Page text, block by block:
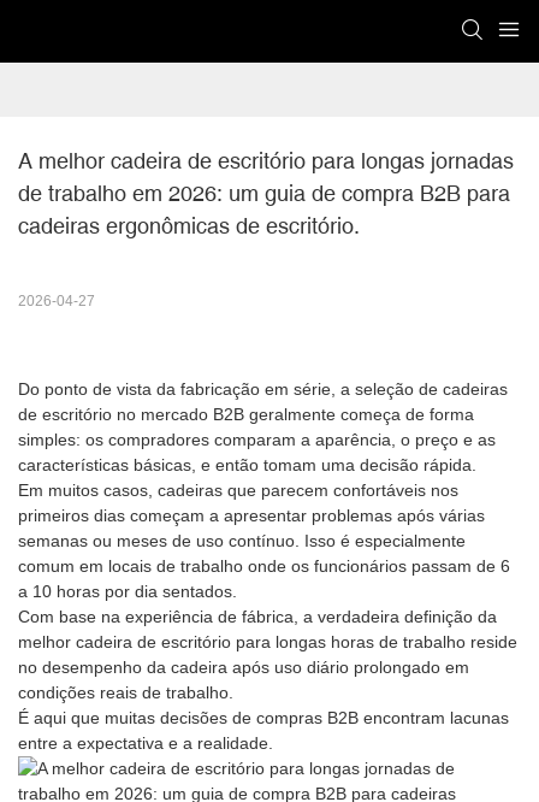
A melhor cadeira de escritório para longas jornadas
de trabalho em 2026: um guia de compra B2B para
cadeiras ergonômicas de escritório.
2026-04-27
Do ponto de vista da fabricação em série, a seleção de cadeiras
de escritório no mercado B2B geralmente começa de forma
simples: os compradores comparam a aparência, o preço e as
características básicas, e então tomam uma decisão rápida.
Em muitos casos, cadeiras que parecem confortáveis ​​nos
primeiros dias começam a apresentar problemas após várias
semanas ou meses de uso contínuo. Isso é especialmente
comum em locais de trabalho onde os funcionários passam de 6
a 10 horas por dia sentados.
Com base na experiência de fábrica, a verdadeira definição da
melhor cadeira de escritório para longas horas de trabalho reside
no desempenho da cadeira após uso diário prolongado em
condições reais de trabalho.
É aqui que muitas decisões de compras B2B encontram lacunas
entre a expectativa e a realidade.